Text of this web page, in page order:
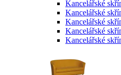
Kancelářské
Kancelářské
Kancelářské
Kancelářské
Kancelářské